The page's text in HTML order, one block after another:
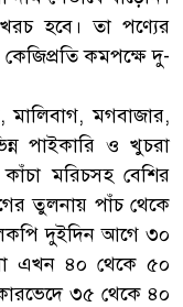
হবে। তা পণ্যের
কমপক্ষে দু-
মালিবাগ, মগবাজার,
পাইকারি ও খুচরা
মরিচসহ বেশির
তুলনায় পাঁচ থেকে
দুইদিন আগে ৩০
এখন ৪০ থেকে ৫০
৩৫ থেকে ৪০